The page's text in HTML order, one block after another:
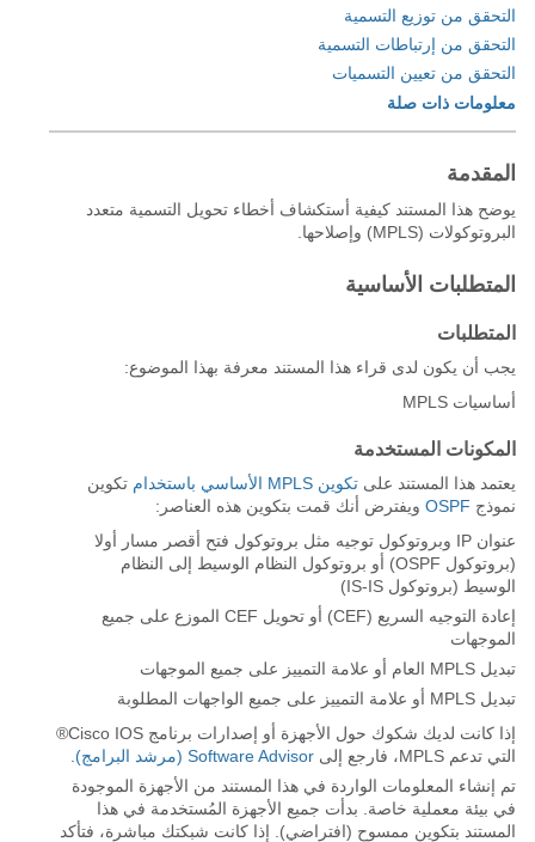
التحقق من توزيع التسمية
التحقق من إرتباطات التسمية
التحقق من تعيين التسميات
معلومات ذات صلة
المقدمة
يوضح هذا المستند كيفية أستكشاف أخطاء تحويل التسمية متعدد
البروتوكولات (MPLS) وإصلاحها.
المتطلبات الأساسية
المتطلبات
يجب أن يكون لدى قراء هذا المستند معرفة بهذا الموضوع:
أساسيات MPLS
المكونات المستخدمة
يعتمد هذا المستند على تكوين MPLS الأساسي باستخدام
تكوين
نموذج
ويفترض أنك قمت بتكوين هذه العناصر:
عنوان IP وبروتوكول توجيه مثل بروتوكول فتح أقصر مسار أولا
(بروتوكول OSPF) أو بروتوكول النظام الوسيط إلى النظام
الوسيط (بروتوكول IS-IS)
إعادة التوجيه السريع (CEF) أو تحويل CEF الموزع على جميع
الموجهات
تبديل MPLS العام أو علامة التمييز على جميع الموجهات
تبديل MPLS أو علامة التمييز على جميع الواجهات المطلوبة
إذا كانت لديك شكوك حول الأجهزة أو إصدارات برنامج Cisco IOS®
التي تدعم MPLS، فارجع إلى
Software Advisor (مرشد البرامج)
تم إنشاء المعلومات الواردة في هذا المستند من الأجهزة الموجودة
في بيئة معملية خاصة. بدأت جميع الأجهزة المُستخدمة في هذا
المستند بتكوين ممسوح (افتراضي). إذا كانت شبكتك مباشرة، فتأكد